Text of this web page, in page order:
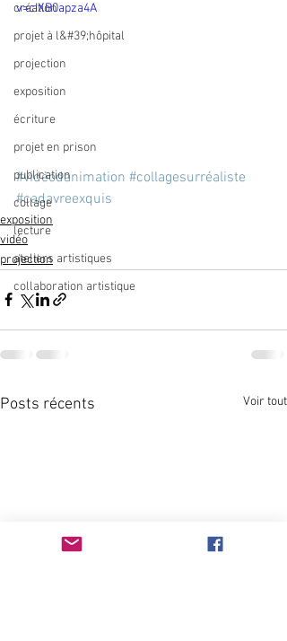
création
projet à l&#39;hôpital
projection
exposition
écriture
projet en prison
publication
collage
lecture
ateliers artistiques
collaboration artistique
v=cIXB0apza4A
#vidéodanimation #collagesurréaliste
#cadavreexquis
exposition
vidéo
projection
Posts récents Voir tout